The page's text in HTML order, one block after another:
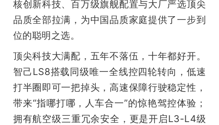
动
中
心
GAIR
核创新科技、百万级旗舰配置与大厂严选顶尖
品质全部拉满，为中国品质家庭提供了一步到
位的聪明之选。
顶尖科技大满配，五年不落伍，十年都好开。
智己LS8搭载同级唯一全线控四轮转向，低速
打半圈即可一把掉头，高速保障行驶稳定性，
带来“指哪打哪，人车合一”的惊艳驾控体验；
拥有航空级三重冗余安全，更是开启L3-L4级